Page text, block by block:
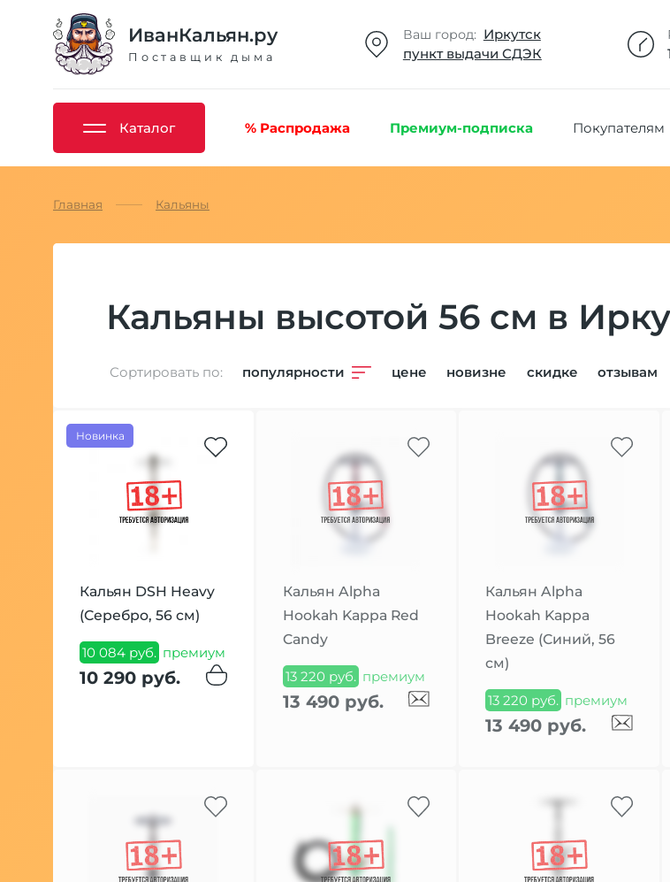
ИванКальян.ру
Поставщик дыма
Ваш город: Иркутск
пункт выдачи СДЭК
Каталог % Распродажа Премиум-подписка Покупателям
Товар добавлен в
Добавлено максимальное
Главная Кальяны
Кальяны высотой 56 см в
Сортировать по: популярности цене новизне скидке отзывам
Новинка
Кальян DSH Heavy
(Серебро, 56 см)
10 084 руб. премиум
10 290 руб.
Кальян Alpha
Hookah Kappa Red
Candy
13 220 руб. премиум
13 490 руб.
Кальян Alpha
Hookah Kappa
Breeze (Синий, 56
см)
13 220 руб. премиум
13 490 руб.